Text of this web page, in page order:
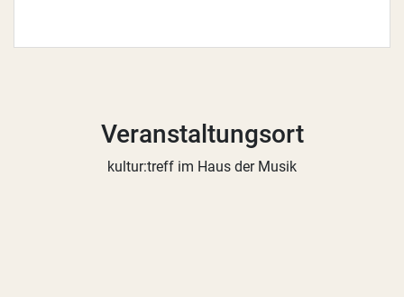
Veranstaltungsort
kultur:treff im Haus der Musik